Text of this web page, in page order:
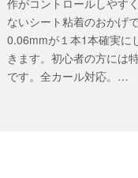
ないシート粘着のおかげ
0.06mmが１本1本確実に
きます。初心者の方には
です。全カール対応。
長 さ：mixサイズ、また